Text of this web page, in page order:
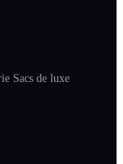
Sacs de luxe